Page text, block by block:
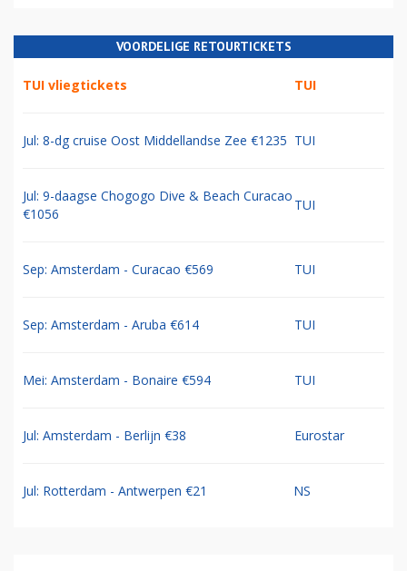
VOORDELIGE RETOURTICKETS
TUI vliegtickets TUI
Jul: 8-dg cruise Oost Middellandse Zee €1235 TUI
Jul: 9-daagse Chogogo Dive & Beach Curacao
€1056
TUI
Sep: Amsterdam - Curacao €569 TUI
Sep: Amsterdam - Aruba €614 TUI
Mei: Amsterdam - Bonaire €594 TUI
Jul: Amsterdam - Berlijn €38 Eurostar
Jul: Rotterdam - Antwerpen €21 NS